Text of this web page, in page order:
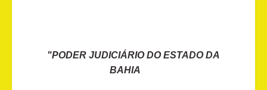
"PODER JUDICIÁRIO DO ESTADO DA
BAHIA